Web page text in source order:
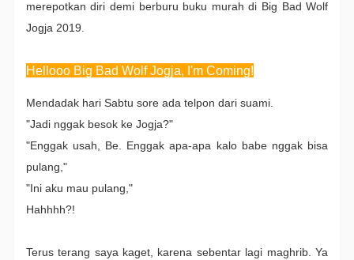
merepotkan diri demi berburu buku murah di Big Bad Wolf
Jogja 2019.
Hellooo Big Bad Wolf Jogja, I'm Coming!
Mendadak hari Sabtu sore ada telpon dari suami.
"Jadi nggak besok ke Jogja?"
"Enggak usah, Be. Enggak apa-apa kalo babe nggak bisa
pulang,"
"Ini aku mau pulang,"
Hahhhh?!
Terus terang saya kaget, karena sebentar lagi maghrib. Ya